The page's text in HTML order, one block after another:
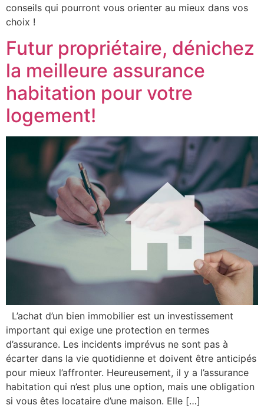
conseils qui pourront vous orienter au mieux dans vos
choix !
Futur propriétaire, dénichez
la meilleure assurance
habitation pour votre
logement!
L’achat d’un bien immobilier est un investissement
important qui exige une protection en termes
d’assurance. Les incidents imprévus ne sont pas à
écarter dans la vie quotidienne et doivent être anticipés
pour mieux l’affronter. Heureusement, il y a l’assurance
habitation qui n’est plus une option, mais une obligation
si vous êtes locataire d’une maison. Elle […]